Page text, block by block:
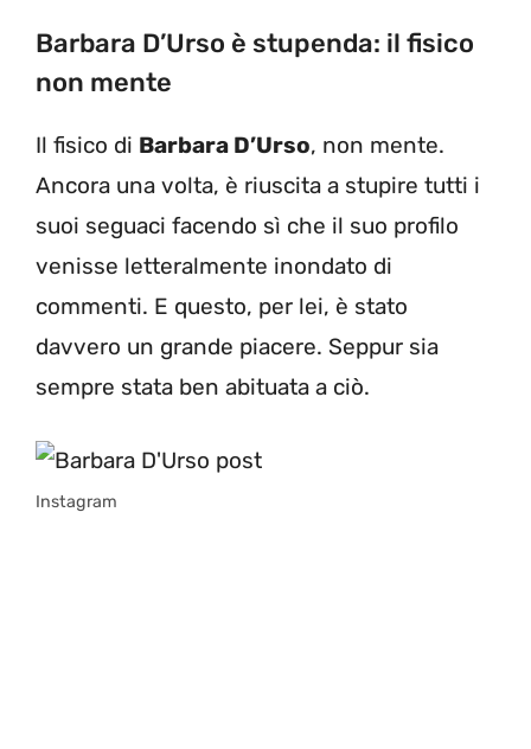
Barbara D’Urso è stupenda: il fisico
non mente
Il fisico di Barbara D’Urso, non mente.
Ancora una volta, è riuscita a stupire tutti i
suoi seguaci facendo sì che il suo profilo
venisse letteralmente inondato di
commenti. E questo, per lei, è stato
davvero un grande piacere. Seppur sia
sempre stata ben abituata a ciò.
Instagram